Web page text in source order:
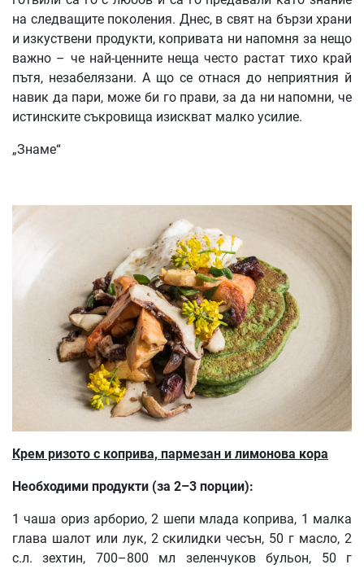
на следващите поколения. Днес, в свят на бързи храни
и изкуствени продукти, копривата ни напомня за нещо
важно – че най-ценните неща често растат тихо край
пътя, незабелязани. А що се отнася до неприятния й
навик да пари, може би го прави, за да ни напомни, че
истинските съкровища изискват малко усилие.
„Знаме“
Крем ризото с коприва, пармезан и лимонова кора
Необходими продукти (за 2–3 порции):
1 чаша ориз арборио, 2 шепи млада коприва, 1 малка
глава шалот или лук, 2 скилидки чесън, 50 г масло, 2
с.л. зехтин, 700–800 мл зеленчуков бульон, 50 г